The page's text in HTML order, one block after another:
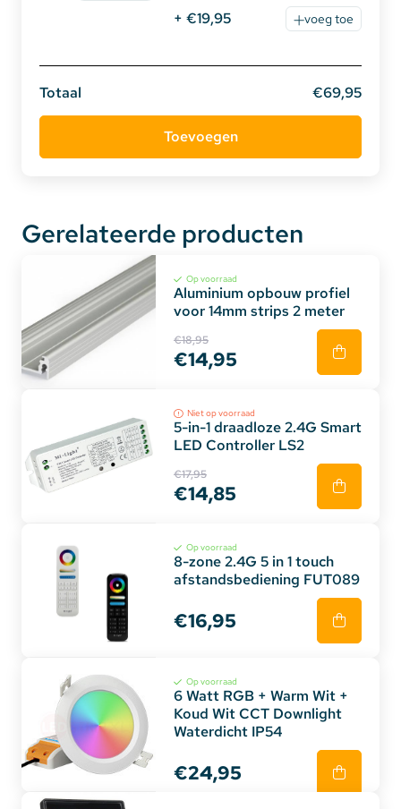
+ €19,95 voeg toe
Totaal €69,95
Gerelateerde producten
Op voorraad
Aluminium opbouw profiel
voor 14mm strips 2 meter
€18,95
€14,95
Niet op voorraad
5-in-1 draadloze 2.4G Smart
LED Controller LS2
€17,95
€14,85
Op voorraad
8-zone 2.4G 5 in 1 touch
afstandsbediening FUT089
€16,95
Op voorraad
6 Watt RGB + Warm Wit +
Koud Wit CCT Downlight
Waterdicht IP54
€24,95